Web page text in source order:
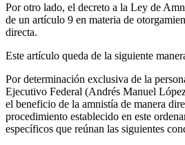
Por otro lado, el decreto a la Ley de
de un artículo 9 en materia de
directa.
Este artículo queda de la siguiente
Por determinación exclusiva de la
Ejecutivo Federal (Andrés Manuel
el beneficio de la amnistía de manera
procedimiento establecido en este
específicos que reúnan las siguientes